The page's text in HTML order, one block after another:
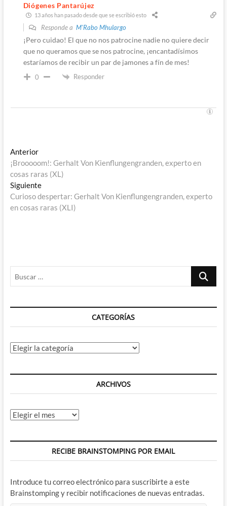
Diógenes Pantarújez
13 años han pasado desde que se escribió esto
Responde a M'Rabo Mhulargo
¡Pero cuidao! El que no nos patrocine nadie no quiere decir
que no queramos que se nos patrocine, ¡encantadísimos
estaríamos de recibir un par de jamones a fín de mes!
0 Responder
Navegación
de
entradas
AnteriorEntrada
anterior:
¡Brooooom!: Gerhalt Von Kienflungengranden, experto en
cosas raras (XL)
SiguienteEntrada
siguiente:
Curioso despertar: Gerhalt Von Kienflungengranden, experto
en cosas raras (XLI)
Buscar
CATEGORÍAS
Categorías
ARCHIVOS
Archivos
RECIBE BRAINSTOMPING POR EMAIL
Introduce tu correo electrónico para suscribirte a este
Brainstomping y recibir notificaciones de nuevas entradas.